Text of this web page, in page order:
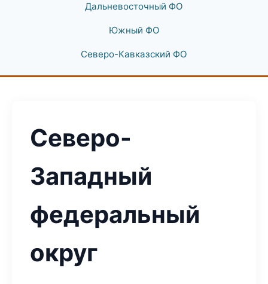
Дальневосточный ФО
Южный ФО
Северо-Кавказский ФО
Северо-
Западный
федеральный
округ